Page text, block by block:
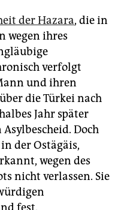
der Hazara, die in
wegen ihres
verfolgt
und ihren
die Türkei nach
Jahr später
Doch
der Ostägäis,
wegen des
nicht verlassen. Sie